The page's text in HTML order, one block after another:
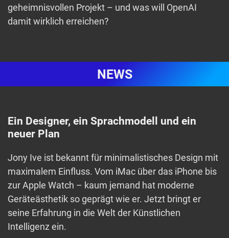
geheimnisvollen Projekt – und was will OpenAI
damit wirklich erreichen?
NEWS
Ein Designer, ein Sprachmodell und ein
neuer Plan
Jony Ive ist bekannt für minimalistisches Design mit
maximalem Einfluss. Vom iMac über das iPhone bis
zur Apple Watch – kaum jemand hat moderne
Geräteästhetik so geprägt wie er. Jetzt bringt er
seine Erfahrung in die Welt der Künstlichen
Intelligenz ein.